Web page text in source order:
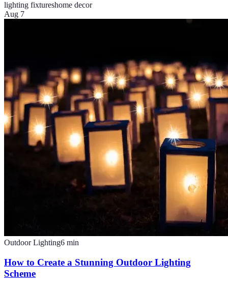
lighting fixtureshome decor
Aug 7
Outdoor Lighting6 min
How to Create a Stunning Outdoor Lighting
Scheme